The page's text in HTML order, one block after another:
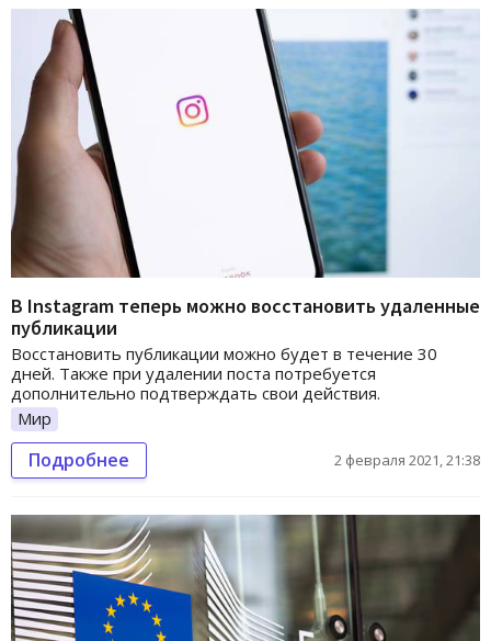
В Instagram теперь можно восстановить удаленные
публикации
Восстановить публикации можно будет в течение 30
дней. Также при удалении поста потребуется
дополнительно подтверждать свои действия.
Мир
Подробнее 2 февраля 2021, 21:38